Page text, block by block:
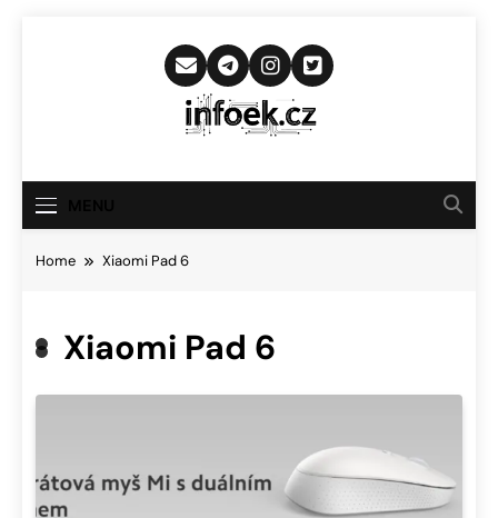
Infoek.cz
Novinkám
Home Xiaomi Pad 6
Xiaomi Pad 6